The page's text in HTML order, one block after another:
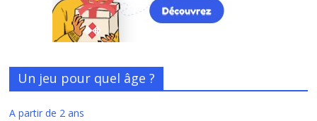
Un jeu pour quel âge ?
A partir de 2 ans